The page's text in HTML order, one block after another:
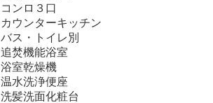
コンロ３口
カウンターキッチン
バス・トイレ別
追焚機能浴室
浴室乾燥機
温水洗浄便座
洗髪洗面化粧台